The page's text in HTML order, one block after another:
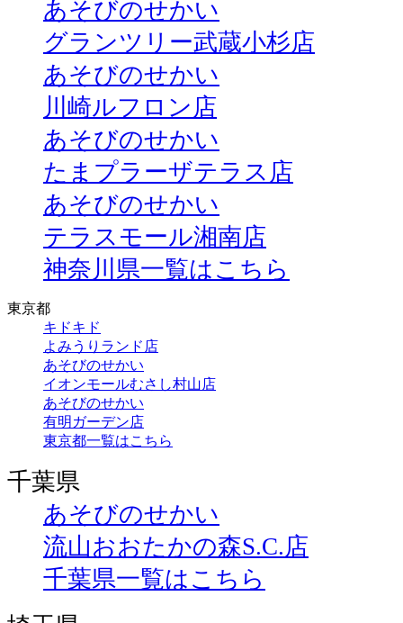
あそびのせかい
グランツリー武蔵小杉店
あそびのせかい
川崎ルフロン店
あそびのせかい
たまプラーザテラス店
あそびのせかい
テラスモール湘南店
神奈川県一覧はこちら
東京都
キドキド
よみうりランド店
あそびのせかい
イオンモールむさし村山店
あそびのせかい
有明ガーデン店
東京都一覧はこちら
千葉県
あそびのせかい
流山おおたかの森S.C.店
千葉県一覧はこちら